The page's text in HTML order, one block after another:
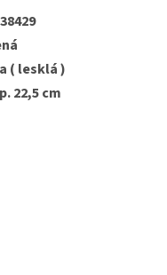
( lesklá )
22,5 cm